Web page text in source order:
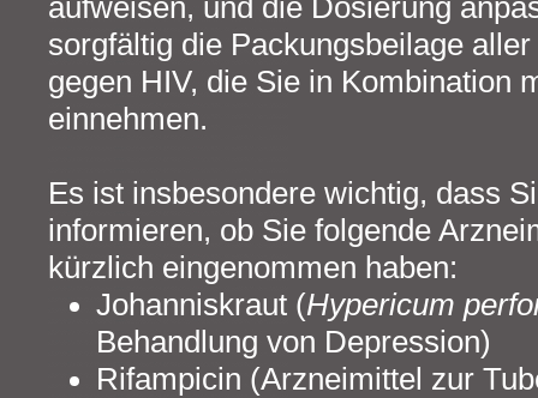
aufweisen, und die Dosierung
sorgfältig die Packungsbeilage
gegen HIV, die Sie in Kombination
einnehmen.
Es ist insbesondere wichtig, dass
informieren, ob Sie folgende
kürzlich eingenommen haben:
Johanniskraut (Hypericum
Behandlung von Depression)
Rifampicin (Arzneimittel zur